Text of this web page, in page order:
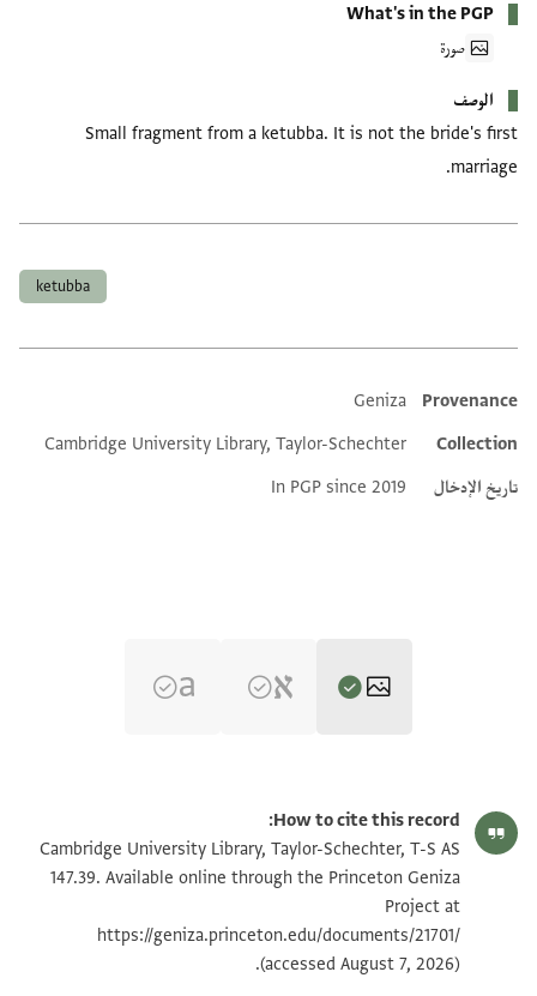
What's in the PGP
صورة
الوصف
Small fragment from a ketubba. It is not the bride's first
marriage.
ketubba
Additional metadata
Provenance
Geniza
Collection
Cambridge University Library, Taylor-Schechter
تاريخ الإدخال
In PGP since 2019
T-S AS 147.39 1v تكبير و تدوير
بيان أذونات الصورة
How to cite this record:
Cambridge University Library, Taylor-Schechter, T-S AS
147.39. Available online through the Princeton Geniza
Project at
https://geniza.princeton.edu/documents/21701/
(accessed August 7, 2026).